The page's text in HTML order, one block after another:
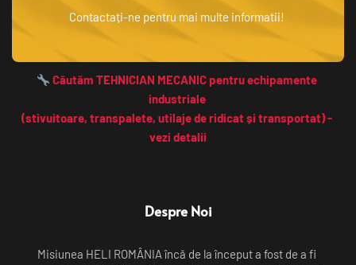
Contactați-ne pentru mai multe informatii!
Căutăm TEHNICIAN MECANIC pentru echipamente
industriale
(stivuitoare, transpalete, utilaje de ridicat și transportat) -
vezi detalii
Despre Noi
Misiunea HELI ROMÂNIA încă de la început a fost de a fi